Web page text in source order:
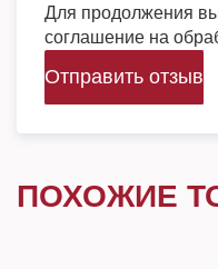
Для продолжения
соглашение на
Отправить отзыв
ПОХОЖИЕ